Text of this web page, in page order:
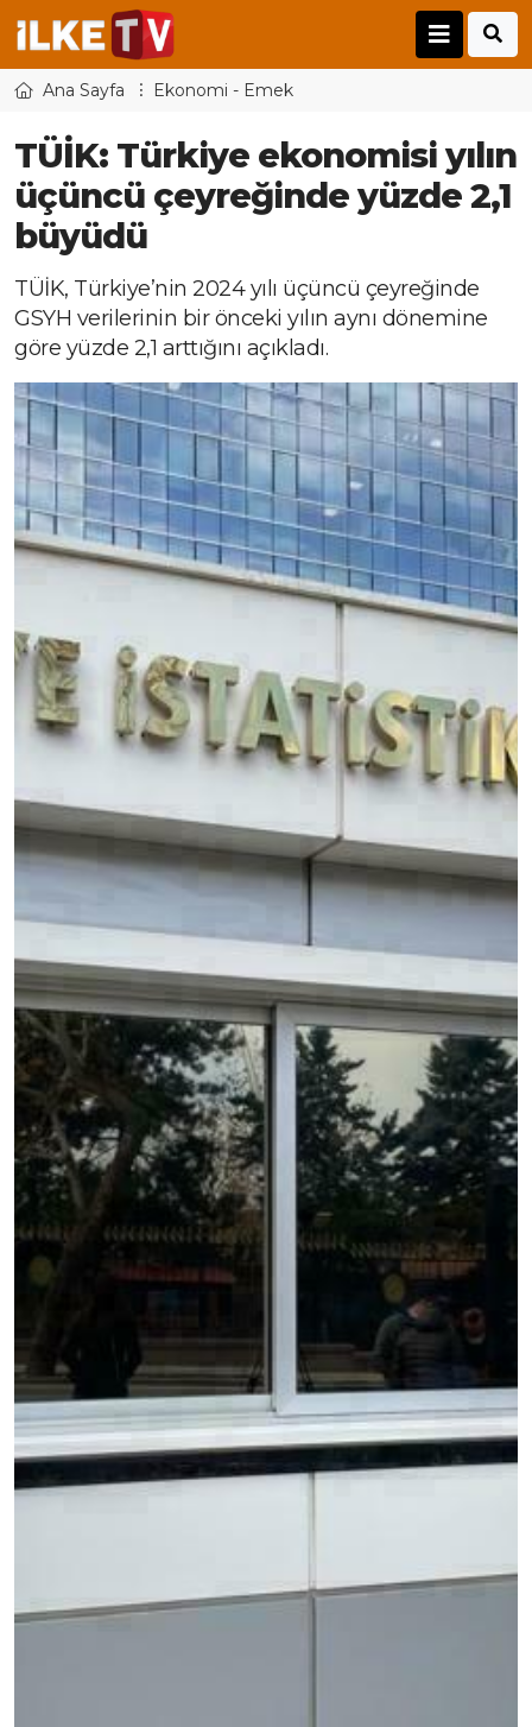
Ana Sayfa Ekonomi - Emek
TÜİK: Türkiye ekonomisi yılın
üçüncü çeyreğinde yüzde 2,1
büyüdü
TÜİK, Türkiye’nin 2024 yılı üçüncü çeyreğinde
GSYH verilerinin bir önceki yılın aynı dönemine
göre yüzde 2,1 arttığını açıkladı.